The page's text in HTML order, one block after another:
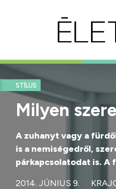
STÍLUS
Milyen
A zuhanyt vagy a
is a nemiségedről,
párkapcsolatodat is. A
2014. JÚNIUS 9.